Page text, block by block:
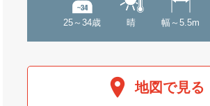
25～34歳 晴 幅～5.5m
地図で見る